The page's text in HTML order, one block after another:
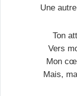
Une
Ton
Vers
Mon
Mais,